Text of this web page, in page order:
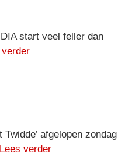
start veel feller dan
afgelopen zondag
Lees verder